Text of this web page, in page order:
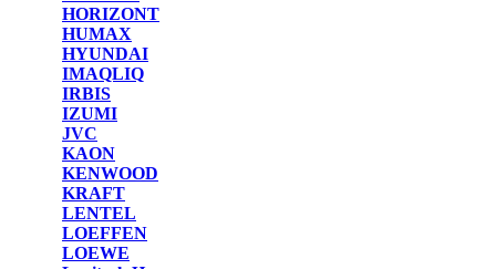
HORIZONT
HUMAX
HYUNDAI
IMAQLIQ
IRBIS
IZUMI
JVC
KAON
KENWOOD
KRAFT
LENTEL
LOEFFEN
LOEWE